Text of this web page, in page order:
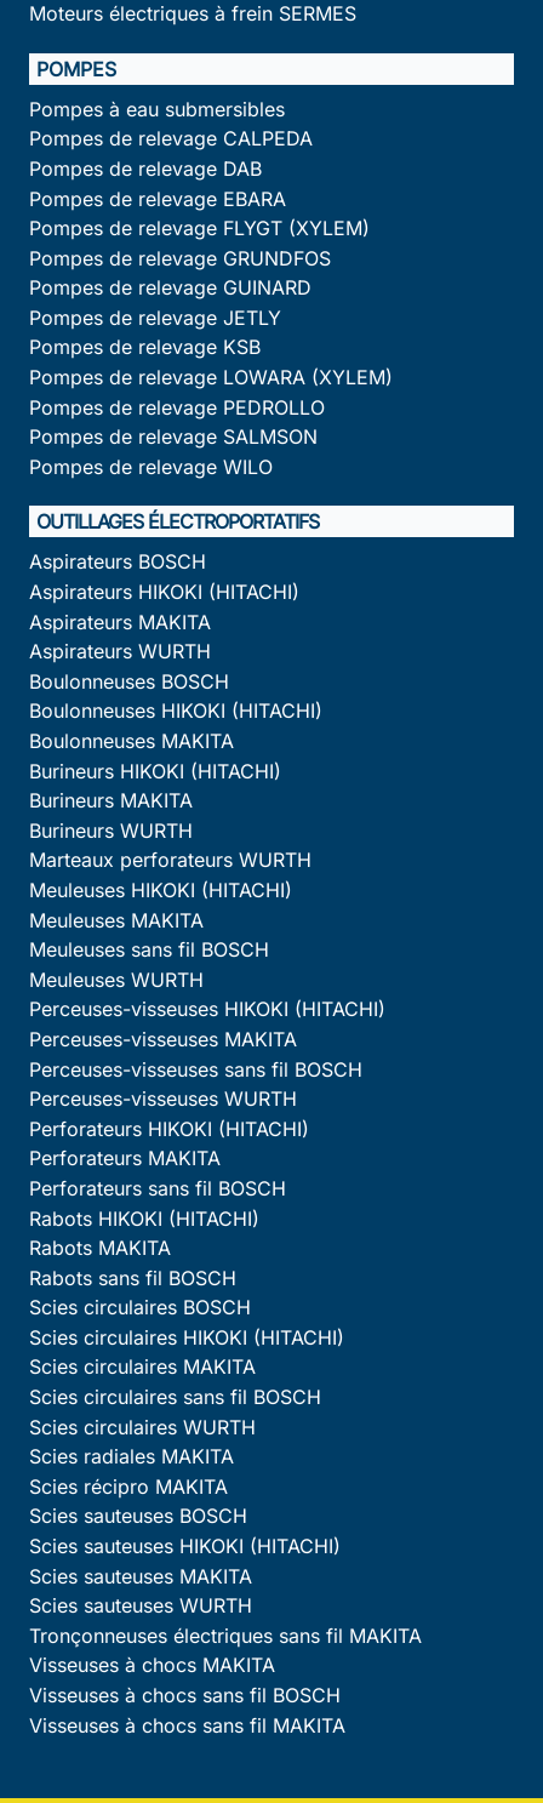
Moteurs électriques à frein SERMES
POMPES
Pompes à eau submersibles
Pompes de relevage CALPEDA
Pompes de relevage DAB
Pompes de relevage EBARA
Pompes de relevage FLYGT (XYLEM)
Pompes de relevage GRUNDFOS
Pompes de relevage GUINARD
Pompes de relevage JETLY
Pompes de relevage KSB
Pompes de relevage LOWARA (XYLEM)
Pompes de relevage PEDROLLO
Pompes de relevage SALMSON
Pompes de relevage WILO
OUTILLAGES ÉLECTROPORTATIFS
Aspirateurs BOSCH
Aspirateurs HIKOKI (HITACHI)
Aspirateurs MAKITA
Aspirateurs WURTH
Boulonneuses BOSCH
Boulonneuses HIKOKI (HITACHI)
Boulonneuses MAKITA
Burineurs HIKOKI (HITACHI)
Burineurs MAKITA
Burineurs WURTH
Marteaux perforateurs WURTH
Meuleuses HIKOKI (HITACHI)
Meuleuses MAKITA
Meuleuses sans fil BOSCH
Meuleuses WURTH
Perceuses-visseuses HIKOKI (HITACHI)
Perceuses-visseuses MAKITA
Perceuses-visseuses sans fil BOSCH
Perceuses-visseuses WURTH
Perforateurs HIKOKI (HITACHI)
Perforateurs MAKITA
Perforateurs sans fil BOSCH
Rabots HIKOKI (HITACHI)
Rabots MAKITA
Rabots sans fil BOSCH
Scies circulaires BOSCH
Scies circulaires HIKOKI (HITACHI)
Scies circulaires MAKITA
Scies circulaires sans fil BOSCH
Scies circulaires WURTH
Scies radiales MAKITA
Scies récipro MAKITA
Scies sauteuses BOSCH
Scies sauteuses HIKOKI (HITACHI)
Scies sauteuses MAKITA
Scies sauteuses WURTH
Tronçonneuses électriques sans fil MAKITA
Visseuses à chocs MAKITA
Visseuses à chocs sans fil BOSCH
Visseuses à chocs sans fil MAKITA